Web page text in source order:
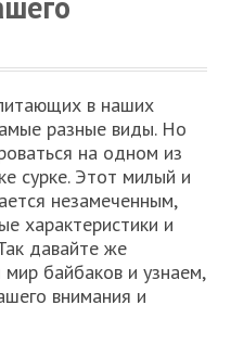
в наших
разные виды. Но
на одном из
сурке. Этот милый и
незамеченным,
характеристики и
давайте же
мир байбаков и узнаем,
внимания и